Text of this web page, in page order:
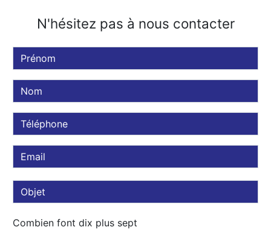
N'hésitez pas à nous contacter
Combien font dix plus sept